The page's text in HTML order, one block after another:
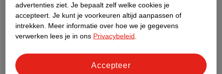
Ook in deze winkel
Kruidvat.nl ophaalpunt
Laat je bestelling snel en gemakkelijk bezorgen in de
advertenties ziet. Je bepaalt zelf welke cookies je
accepteert. Je kunt je voorkeuren altijd aanpassen of
intrekken.
Meer informatie over hoe we je gegevens
verwerken lees je in ons Privacybeleid
Accepteer